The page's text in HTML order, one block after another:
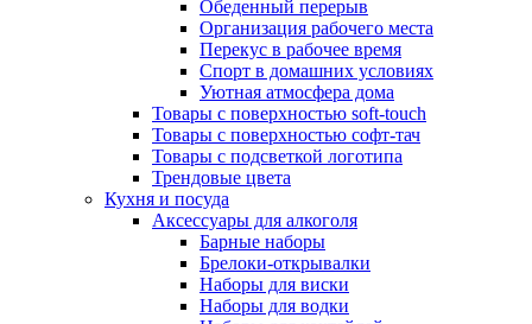
Обеденный перерыв
Организация рабочего места
Перекус в рабочее время
Спорт в домашних условиях
Уютная атмосфера дома
Товары с поверхностью soft-touch
Товары с поверхностью софт-тач
Товары с подсветкой логотипа
Трендовые цвета
Кухня и посуда
Аксессуары для алкоголя
Барные наборы
Брелоки-открывалки
Наборы для виски
Наборы для водки